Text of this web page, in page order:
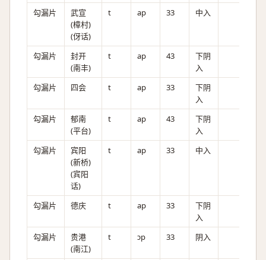
勾漏片
武宣
(樟村)
(伢话)
t ap 33 中入
勾漏片
封开
(南丰)
t ap 43
下阴
入
勾漏片
四会 t ap 33
下阴
入
勾漏片
郁南
(平台)
t ap 43
下阴
入
勾漏片
宾阳
(新桥)
(宾阳
话)
t ap 33 中入
勾漏片 德庆 t ap 33
下阴
入
勾漏片
贵港
(南江)
t ɔp 33 阴入